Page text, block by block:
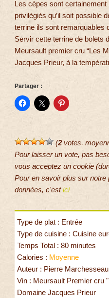
Les cèpes sont
privilégiés qu’il soit possible
terrine ils sont remarquables
Servir cette terrine de bolets
Meursault premier cru “Les
Jacques Prieur, à la
Partager :
(2votes,
Pour laisser un vote, pas
vous acceptez un cookie
Pour en savoir plus sur notre
données, c'estici
Type de plat : Entrée
Type de cuisine : Cuisine
Temps Total : 80 minutes
Calories : Moyenne
Auteur : Pierre Marchesseau
Vin : Meursault Premier cru
Domaine Jacques Prieur